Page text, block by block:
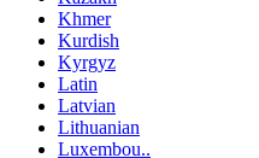
Khmer
Kurdish
Kyrgyz
Latin
Latvian
Lithuanian
Luxembou..